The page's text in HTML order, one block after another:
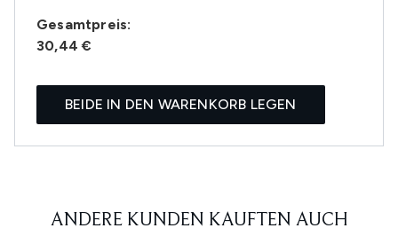
Gesamtpreis:
30,44 €
BEIDE IN DEN WARENKORB LEGEN
ANDERE KUNDEN KAUFTEN AUCH